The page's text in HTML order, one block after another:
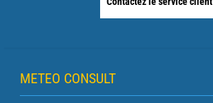
METEO CONSULT